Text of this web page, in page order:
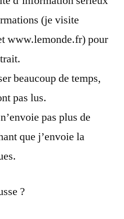
(je visite
www.lemonde.fr) pour
beaucoup de temps,
pas lus.
pas plus de
que j’envoie la
?